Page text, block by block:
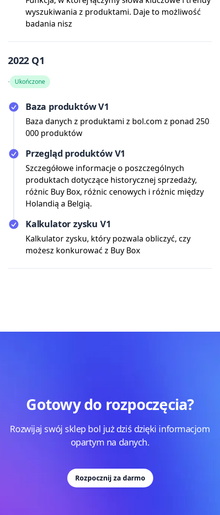
wyszukiwania z produktami. Daje to możliwość
badania nisz
2022 Q1
· Ukończone
Baza produktów V1
Baza danych z produktami z bol.com z ponad 250
000 produktów
Przegląd produktów V1
Szczegółowe informacje o poszczególnych
produktach dotyczące historycznej sprzedaży,
różnic Buy Box, różnic cenowych i różnic między
Holandią a Belgią.
Kalkulator zysku V1
Kalkulator zysku, który pozwala obliczyć, czy
możesz konkurować z Buy Box
Gotowy do rozpoczęcia?
Rozwijaj swój sklep bol już dziś dzięki informacjom
opartym na danych.
Rozpocznij za darmo